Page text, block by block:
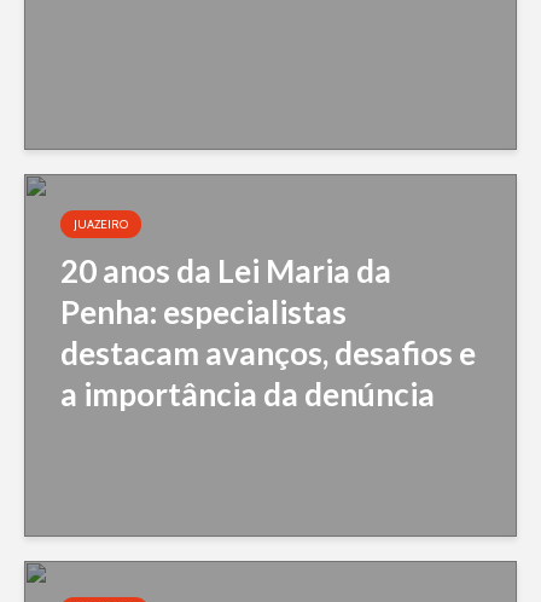
JUAZEIRO
20 anos da Lei Maria da
Penha: especialistas
destacam avanços, desafios e
a importância da denúncia